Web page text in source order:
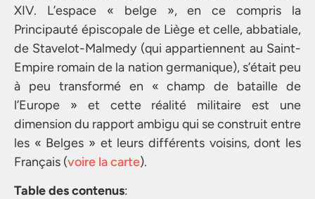
XIV. L’espace « belge », en ce compris la
Principauté épiscopale de Liège et celle, abbatiale,
de Stavelot-Malmedy (qui appartiennent au Saint-
Empire romain de la nation germanique), s’était peu
à peu transformé en « champ de bataille de
l’Europe » et cette réalité militaire est une
dimension du rapport ambigu qui se construit entre
les « Belges » et leurs différents voisins, dont les
Français (voire la carte).
Table des contenus: